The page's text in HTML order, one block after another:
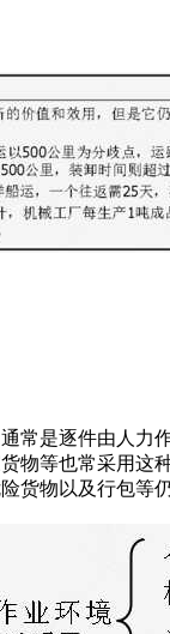
常是逐件由人力
物等也常采用这
货物以及行包等